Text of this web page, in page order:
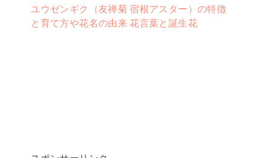
ユウゼンギク（友禅菊 宿根アスター）の特徴
と育て方や花名の由来 花言葉と誕生花